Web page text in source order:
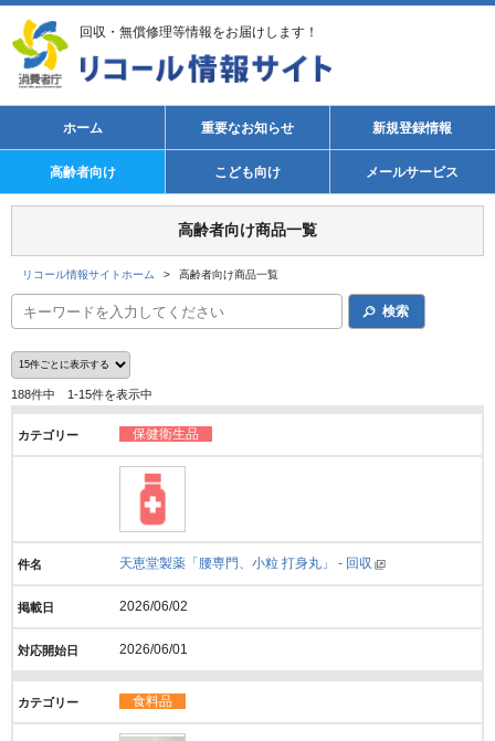
回収・無償修理等情報をお届けします！
ホーム 重要なお知らせ 新規登録情報
高齢者向け こども向け メールサービス
高齢者向け商品一覧
リコール情報サイトホーム > 高齢者向け商品一覧
検索
188件中 1-15件を表示中
保健衛生品
天恵堂製薬「腰専門、小粒 打身丸」 - 回収
2026/06/02
2026/06/01
食料品